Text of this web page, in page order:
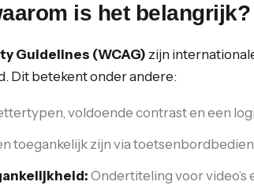
is het belangrijk?
Guidelines (WCAG) zijn
Dit betekent onder andere:
voldoende contrast en een
toegankelijk zijn via
Ondertiteling voor